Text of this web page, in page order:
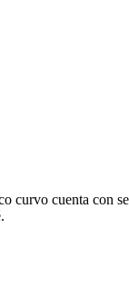
curvo cuenta